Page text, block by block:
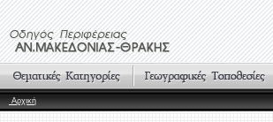
Αρχική